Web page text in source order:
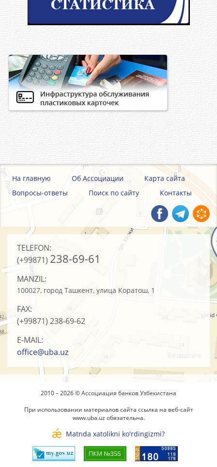
На главную Об Ассоциации
Карта сайта
Вопросы-ответы
Поиск по сайту Контакты
TELEFON:
(+99871) 238-69-61
MANZIL:
100027, город Ташкент, улица Коратош, 1
FAX:
(+99871) 238-69-62
E-MAIL:
office@uba.uz
2010 – 2026 © Ассоциация банков Узбекистана
При использовании материалов сайта ссылка на веб-сайт
www.uba.uz обязательна.
Matnda xatolikni ko'rdingizmi?